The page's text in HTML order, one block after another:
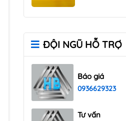
ĐỘI NGŨ HỖ TRỢ
Báo giá
0936629323
Tư vấn